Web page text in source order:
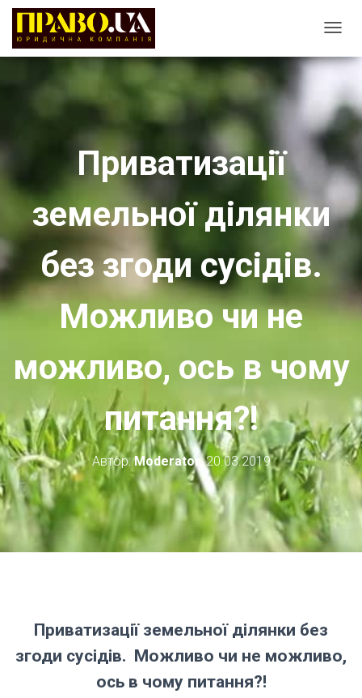
O
G
L
N
Приватизації
земельної ділянки
без згоди сусідів.
Можливо чи не
можливо, ось в чому
питання?!
Автор:Moderator,20.03.2019
Приватизації земельної ділянки без
згоди сусідів. Можливо чи не можливо,
ось в чому питання?!